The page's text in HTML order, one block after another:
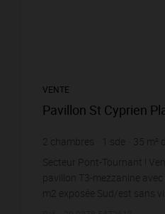
VENTE
Pavillon St Cyprien
2 chambres sde 35 m²
5 285,71 €
prix / m²
Secteur Pont-Tournant !
pavillon T3-mezzanine
m2 exposée Sud/est sans